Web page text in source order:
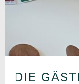
DIE